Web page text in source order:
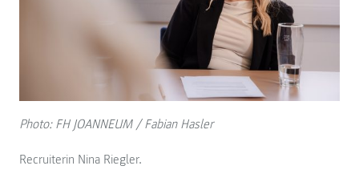
Photo: FH JOANNEUM / Fabian Hasler
Recruiterin Nina Riegler.